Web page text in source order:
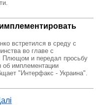
встретился в среду с
во главе с
Плющом и передал просьбу
об имплементации
"Интерфакс - Украина".